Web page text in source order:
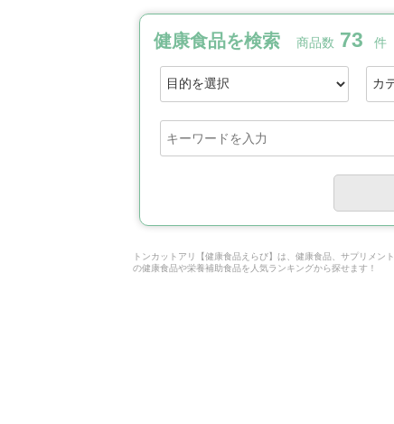
健康食品を検索 商品数 73 件
トンカットアリ【健康食品えらび】は、健康食品、サプリメ
の健康食品や栄養補助食品を人気ランキングから探せます！